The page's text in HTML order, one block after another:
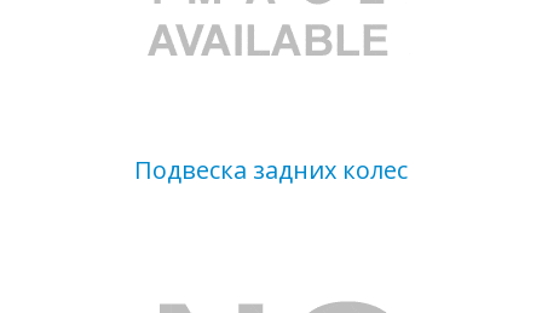
Подвеска задних колес